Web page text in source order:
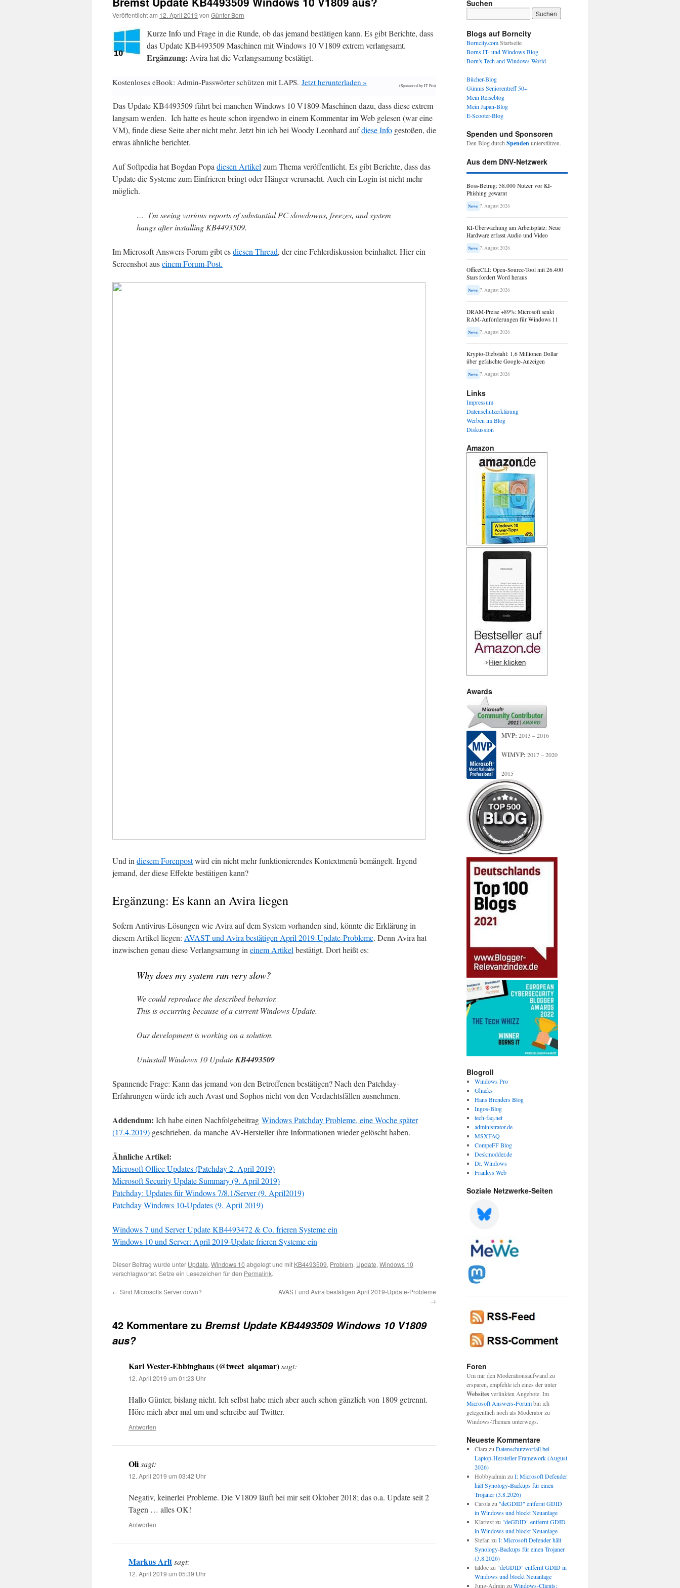
Veröffentlicht am 12. April 2019 von Günter Born
Kurze Info und Frage in die Runde, ob das jemand bestätigen kann. Es gibt Berichte, dass
das Update KB4493509 Maschinen mit Windows 10 V1809 extrem verlangsamt.
Ergänzung: Avira hat die Verlangsamung bestätigt.
Kostenloses eBook: Admin-Passwörter schützen mit LAPS. Jetzt herunterladen » (Sponsored by IT Pro)
Das Update KB4493509 führt bei manchen Windows 10 V1809-Maschinen dazu, dass diese extrem
langsam werden. Ich hatte es heute schon irgendwo in einem Kommentar im Web gelesen (war eine
VM), finde diese Seite aber nicht mehr. Jetzt bin ich bei Woody Leonhard aufdiese Info gestoßen, die
etwas ähnliche berichtet.
Auf Softpedia hat Bogdan Popa diesen Artikel zum Thema veröffentlicht. Es gibt Berichte, dass das
Update die Systeme zum Einfrieren bringt oder Hänger verursacht. Auch ein Login ist nicht mehr
möglich.
… I'm seeing various reports of substantial PC slowdowns, freezes, and system
hangs after installing KB4493509.
Im Microsoft Answers-Forum gibt esdiesen Thread, der eine Fehlerdiskussion beinhaltet. Hier ein
Screenshot auseinem Forum-Post.
Und in diesem Forenpostwird ein nicht mehr funktionierendes Kontextmenü bemängelt. Irgend
jemand, der diese Effekte bestätigen kann?
Ergänzung: Es kann an Avira liegen
Sofern Antivirus-Lösungen wie Avira auf dem System vorhanden sind, könnte die Erklärung in
diesem Artikel liegen: AVAST und Avira bestätigen April 2019-Update-Probleme. Denn Avira hat
inzwischen genau diese Verlangsamung in einem Artikel bestätigt. Dort heißt es:
Why does my system run very slow?
We could reproduce the described behavior.
This is occurring because of a current Windows Update.
Our development is working on a solution.
Uninstall Windows 10 UpdateKB4493509
Spannende Frage: Kann das jemand von den Betroffenen bestätigen? Nach den Patchday-
Erfahrungen würde ich auch Avast und Sophos nicht von den Verdachtsfällen ausnehmen.
Addendum: Ich habe einen Nachfolgebeitrag Windows Patchday Probleme, eine Woche später
(17.4.2019) geschrieben, da manche AV-Hersteller ihre Informationen wieder gelöscht haben.
Ähnliche Artikel:
Microsoft Office Updates (Patchday 2. April 2019)
Microsoft Security Update Summary (9. April 2019)
Patchday: Updates für Windows 7/8.1/Server (9. April2019)
Patchday Windows 10-Updates (9. April 2019)
Windows 7 und Server Update KB4493472 & Co. frieren Systeme ein
Windows 10 und Server: April 2019-Update frieren Systeme ein
Dieser Beitrag wurde unter Update, Windows 10 abgelegt und mit KB4493509, Problem, Update, Windows 10
verschlagwortet. Setze ein Lesezeichen für den Permalink.
← Sind Microsofts Server down?
AVAST und Avira bestätigen April 2019-Update-Probleme
→
42 Kommentare zu Bremst Update KB4493509 Windows 10 V1809
aus?
Karl Wester-Ebbinghaus (@tweet_alqamar)sagt:
12. April 2019 um 01:23 Uhr
Hallo Günter, bislang nicht. Ich selbst habe mich aber auch schon gänzlich von 1809 getrennt.
Höre mich aber mal um und schreibe auf Twitter.
Antworten
Olisagt:
12. April 2019 um 03:42 Uhr
Negativ, keinerlei Probleme. Die V1809 läuft bei mir seit Oktober 2018; das o.a. Update seit 2
Tagen … alles OK!
Antworten
Markus Arltsagt:
12. April 2019 um 05:39 Uhr
Suchen
Blogs auf Borncity
Borncity.comStartseite
Borns IT- und Windows Blog
Born's Tech and Windows World
Bücher-Blog
Günnis Seniorentreff 50+
Mein Reiseblog
Mein Japan-Blog
E-Scooter-Blog
Spenden und Sponsoren
Den Blog durch Spendenunterstützen.
Aus dem DNV-Netzwerk
Boss-Betrug: 58.000 Nutzer vor KI-
Phishing gewarnt
News 7. August 2026
KI-Überwachung am Arbeitsplatz: Neue
Hardware erfasst Audio und Video
News 7. August 2026
OfficeCLI: Open-Source-Tool mit 26.400
Stars fordert Word heraus
News 7. August 2026
DRAM-Preise +89%: Microsoft senkt
RAM-Anforderungen für Windows 11
News 7. August 2026
Krypto-Diebstahl: 1,6 Millionen Dollar
über gefälschte Google-Anzeigen
News 7. August 2026
Links
Impressum
Datenschutzerklärung
Werben im Blog
Diskussion
Amazon
Awards
MVP: 2013 – 2016
WIMVP: 2017 – 2020
2015
Blogroll
Windows Pro
Ghacks
Hans Brenders Blog
Ingos-Blog
tech-faq.net
administrator.de
MSXFAQ
CompeFF Blog
Deskmodder.de
Dr. Windows
Frankys Web
Soziale Netzwerke-Seiten
Foren
Um mir den Moderationsaufwand zu
ersparen, empfehle ich eines der unter
Websitesverlinkten Angebote. Im
Microsoft Answers-Forumbin ich
gelegentlich noch als Moderator zu
Windows-Themen unterwegs.
Neueste Kommentare
Clarazu Datenschutzvorfall bei
Laptop-Hersteller Framework (August
2026)
Hobbyadmin zu I: Microsoft Defender
hält Synology-Backups für einen
Trojaner (3.8.2026)
Carolazu "deGDID" entfernt GDID
in Windows und blockt Neuanlage
Klartextzu "deGDID" entfernt GDID
in Windows und blockt Neuanlage
Stefan zu I: Microsoft Defender hält
Synology-Backups für einen Trojaner
(3.8.2026)
taldoczu "deGDID" entfernt GDID in
Windows und blockt Neuanlage
Jung-Admin zu Windows-Clients: